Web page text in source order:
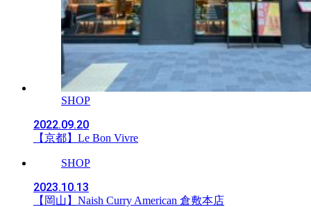
SHOP
2022.09.20
【京都】Le Bon Vivre
SHOP
2023.10.13
【岡山】Naish Curry American 倉敷本店